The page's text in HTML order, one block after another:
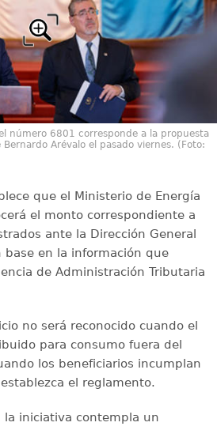
número 6801 corresponde a la propuesta
Arévalo el pasado viernes. (Foto:
que el Ministerio de Energía
el monto correspondiente a
ante la Dirección General
base en la información que
de Administración Tributaria
no será reconocido cuando el
para consumo fuera del
los beneficiarios incumplan
el reglamento.
la iniciativa contempla un